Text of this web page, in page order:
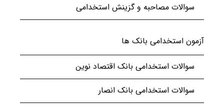
سوالات مصاحبه و گزینش استخدامی
آزمون استخدامی بانک ها
سوالات استخدامی بانک اقتصاد نوین
سوالات استخدامی بانک انصار